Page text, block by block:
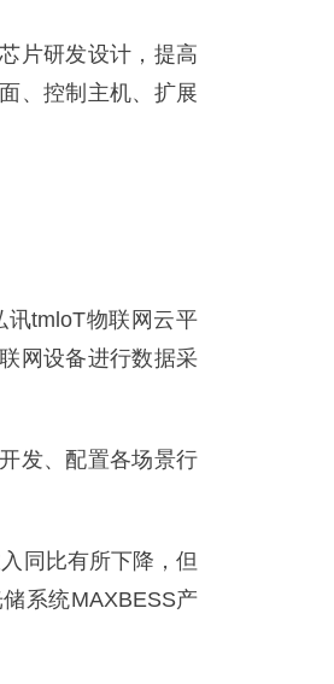
片研发设计，提高
、控制主机、扩展
tmloT物联网云平
网设备进行数据采
发、配置各场景行
同比有所下降，但
系统MAXBESS产